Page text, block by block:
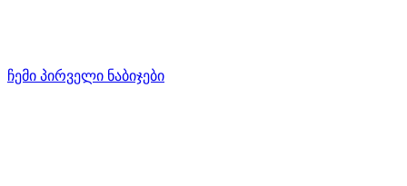
ჩემი პირველი ნაბიჯები